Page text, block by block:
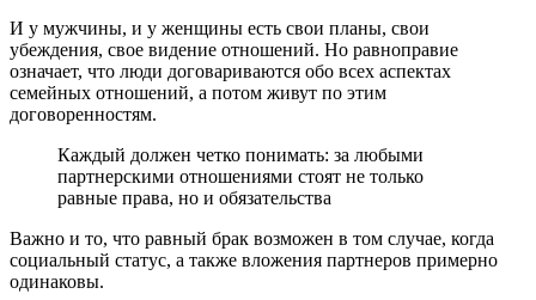
И у мужчины, и у женщины есть свои планы, свои
убеждения, свое видение отношений. Но равноправие
означает, что люди договариваются обо всех аспектах
семейных отношений, а потом живут по этим
договоренностям.
Каждый должен четко понимать: за любыми
партнерскими отношениями стоят не только
равные права, но и обязательства
Важно и то, что равный брак возможен в том случае, когда
социальный статус, а также вложения партнеров примерно
одинаковы.